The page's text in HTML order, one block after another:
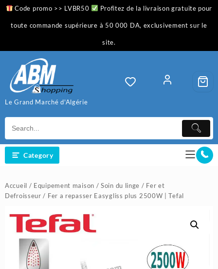
Skip
content
Code promo >> LVBR50 Profitez de la livraison gratuite pour
toute commande supérieure à 50 000 DA, exclusivement sur le
site.
Le Grand Marché d'Algérie
Category
Accueil / Equipement maison /Soin du linge / Fer et
Defroisseur / Fer a repasser Easygliss plus 2500W | Tefal